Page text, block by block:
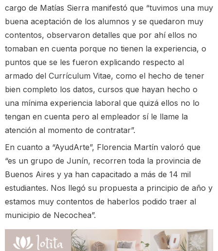
cargo de Matías Sierra manifestó que “tuvimos una muy
buena aceptación de los alumnos y se quedaron muy
contentos, observaron detalles que por ahí ellos no
tomaban en cuenta porque no tienen la experiencia, o
puntos que se les fueron explicando respecto al
armado del Currículum Vitae, como el hecho de tener
bien completo los datos, cursos que hayan hecho o
una mínima experiencia laboral que quizá ellos no lo
tengan en cuenta pero al empleador sí le llame la
atención al momento de contratar”.
En cuanto a “AyudArte”, Florencia Martín valoró que
“es un grupo de Junín, recorren toda la provincia de
Buenos Aires y ya han capacitado a más de 14 mil
estudiantes. Nos llegó su propuesta a principio de año y
estamos muy contentos de haberlos podido traer al
municipio de Necochea”.